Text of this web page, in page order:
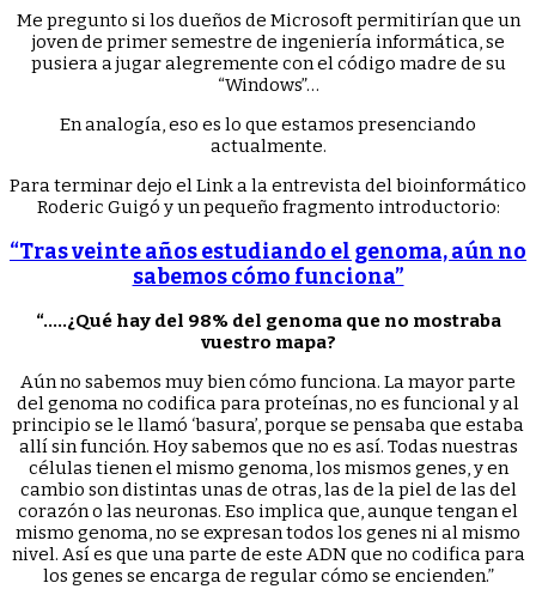
Me pregunto si los dueños de Microsoft permitirían que un
joven de primer semestre de ingeniería informática, se
pusiera a jugar alegremente con el código madre de su
“Windows”…
En analogía, eso es lo que estamos presenciando
actualmente.
Para terminar dejo el Link a la entrevista del bioinformático
Roderic Guigó y un pequeño fragmento introductorio:
“Tras veinte años estudiando el genoma, aún no
sabemos cómo funciona”
“…..¿Qué hay del 98% del genoma que no mostraba
vuestro mapa?
Aún no sabemos muy bien cómo funciona. La mayor parte
del genoma no codifica para proteínas, no es funcional y al
principio se le llamó ‘basura’, porque se pensaba que estaba
allí sin función. Hoy sabemos que no es así. Todas nuestras
células tienen el mismo genoma, los mismos genes, y en
cambio son distintas unas de otras, las de la piel de las del
corazón o las neuronas. Eso implica que, aunque tengan el
mismo genoma, no se expresan todos los genes ni al mismo
nivel. Así es que una parte de este ADN que no codifica para
los genes se encarga de regular cómo se encienden.”